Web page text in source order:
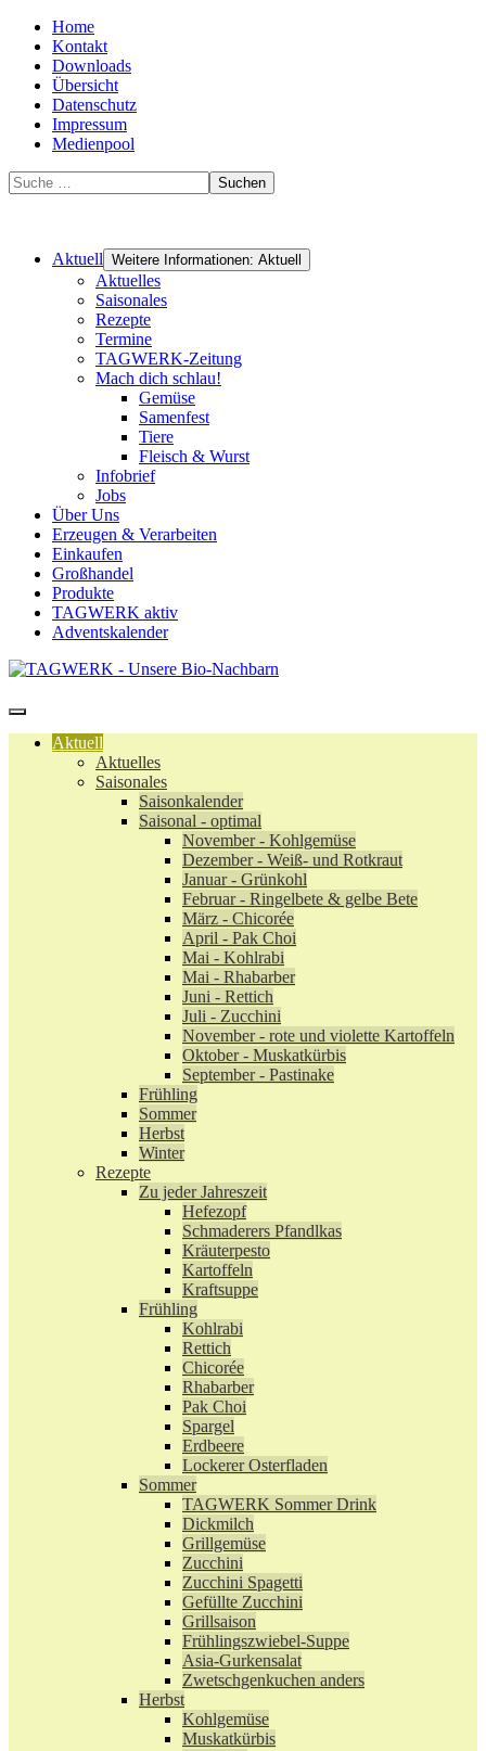
Home
Kontakt
Downloads
Übersicht
Datenschutz
Impressum
Medienpool
Suchen
Aktuell Weitere Informationen: Aktuell
Aktuelles
Saisonales
Rezepte
Termine
TAGWERK-Zeitung
Mach dich schlau!
Gemüse
Samenfest
Tiere
Fleisch & Wurst
Infobrief
Jobs
Über Uns
Erzeugen & Verarbeiten
Einkaufen
Großhandel
Produkte
TAGWERK aktiv
Adventskalender
Aktuell
Aktuelles
Saisonales
Saisonkalender
Saisonal - optimal
November - Kohlgemüse
Dezember - Weiß- und Rotkraut
Januar - Grünkohl
Februar - Ringelbete & gelbe Bete
März - Chicorée
April - Pak Choi
Mai - Kohlrabi
Mai - Rhabarber
Juni - Rettich
Juli - Zucchini
November - rote und violette Kartoffeln
Oktober - Muskatkürbis
September - Pastinake
Frühling
Sommer
Herbst
Winter
Rezepte
Zu jeder Jahreszeit
Hefezopf
Schmaderers Pfandlkas
Kräuterpesto
Kartoffeln
Kraftsuppe
Frühling
Kohlrabi
Rettich
Chicorée
Rhabarber
Pak Choi
Spargel
Erdbeere
Lockerer Osterfladen
Sommer
TAGWERK Sommer Drink
Dickmilch
Grillgemüse
Zucchini
Zucchini Spagetti
Gefüllte Zucchini
Grillsaison
Frühlingszwiebel-Suppe
Asia-Gurkensalat
Zwetschgenkuchen anders
Herbst
Kohlgemüse
Muskatkürbis